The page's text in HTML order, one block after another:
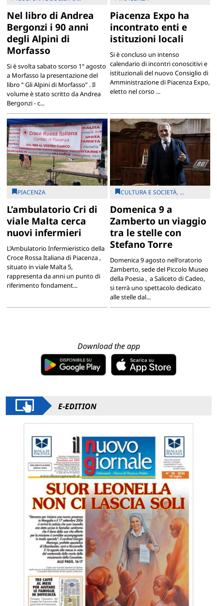
Nel libro di Andrea
Bergonzi i 90 anni
degli Alpini di
Morfasso
Si è svolta sabato scorso 1° agosto
a Morfasso la presentazione del
libro “ Gli Alpini di Morfasso” . Il
volume è stato scritto da Andrea
Bergonzi - c...
Piacenza Expo ha
incontrato enti e
istituzioni locali
Si è concluso un intenso
calendario di incontri conoscitivi e
istituzionali del nuovo Consiglio di
Amministrazione di Piacenza Expo,
eletto nel corso ...
PIACENZA
L’ambulatorio Cri di
viale Malta cerca
nuovi infermieri
L’Ambulatorio Infermieristico della
Croce Rossa Italiana di Piacenza ,
situato in viale Malta 5,
rappresenta da anni un punto di
riferimento fondament...
CULTURA E SOCIETÀ, ...
Domenica 9 a
Zamberto un viaggio
tra le stelle con
Stefano Torre
Domenica 9 agosto nell'oratorio
Zamberto, sede del Piccolo Museo
della Poesia , a Saliceto di Cadeo,
si terrà uno spettacolo dedicato
alle stelle dal...
Download the app
E-EDITION